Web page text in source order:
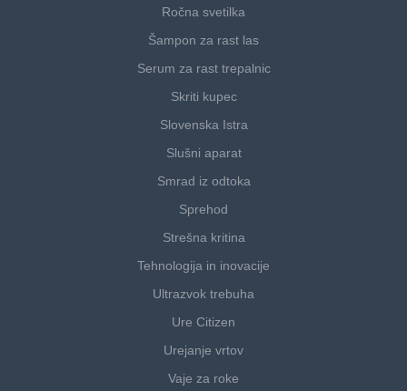
Ročna svetilka
Šampon za rast las
Serum za rast trepalnic
Skriti kupec
Slovenska Istra
Slušni aparat
Smrad iz odtoka
Sprehod
Strešna kritina
Tehnologija in inovacije
Ultrazvok trebuha
Ure Citizen
Urejanje vrtov
Vaje za roke